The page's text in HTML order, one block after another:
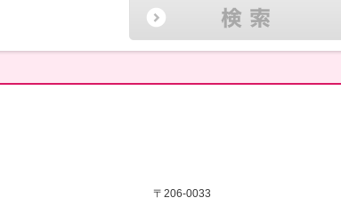
〒206-0033